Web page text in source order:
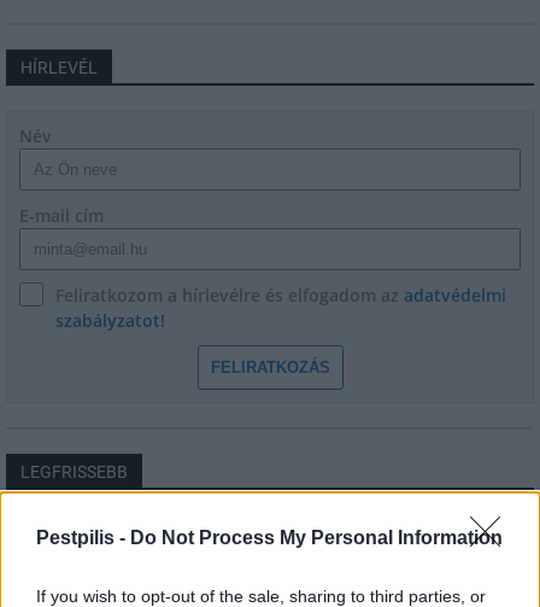
Pestpilis - Do Not Process My Personal Information
If you wish to opt-out of the sale, sharing to third parties, or
HÍRLEVÉL
Név
E-mail cím
Feliratkozom a hírlevélre és elfogadom az adatvédelmi
szabályzatot!
FELIRATKOZÁS
LEGFRISSEBB
Helyi
Amire többmillióan vártunk: szombattól